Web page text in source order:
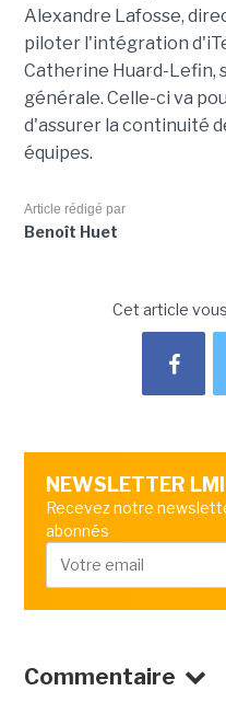
Alexandre Lafosse,
piloter l'intégration
Catherine Huard-Lefin,
générale. Celle-ci va
d'assurer la continuité
équipes.
Article rédigé par
Benoît Huet
Cet article
NEWSLETTER LMI
Recevez notre
abonnés
Commentaire